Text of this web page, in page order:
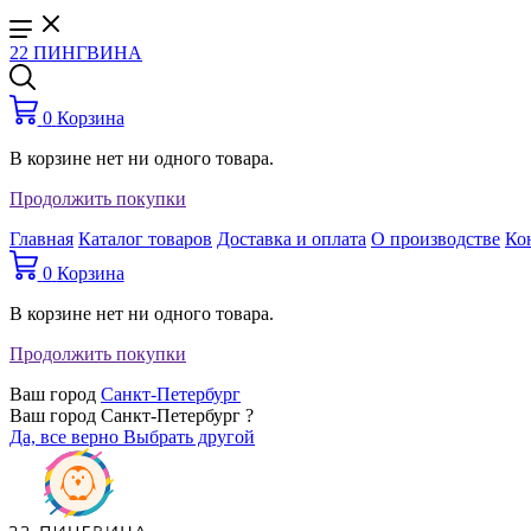
22 ПИНГВИНА
0 Корзина
В корзине нет ни одного товара.
Продолжить покупки
Главная Каталог товаров Доставка и оплата О производстве
0 Корзина
В корзине нет ни одного товара.
Продолжить покупки
Ваш город Санкт-Петербург
Ваш город Санкт-Петербург ?
Да, все верно Выбрать другой